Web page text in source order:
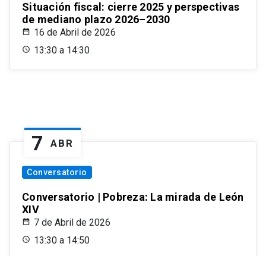
Situación fiscal: cierre 2025 y perspectivas
de mediano plazo 2026–2030
16 de Abril de 2026
13:30 a 14:30
7 ABR
Conversatorio
Conversatorio | Pobreza: La mirada de León
XIV
7 de Abril de 2026
13:30 a 14:50